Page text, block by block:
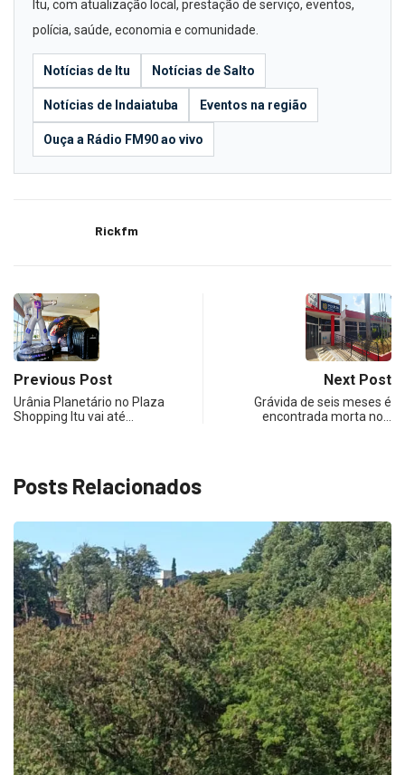
Itu, com atualização local, prestação de serviço, eventos,
polícia, saúde, economia e comunidade.
Notícias de Itu Notícias de Salto
Notícias de Indaiatuba Eventos na região
Ouça a Rádio FM90 ao vivo
Rickfm
Previous Post
Urânia Planetário no Plaza
Shopping Itu vai até…
Next Post
Grávida de seis meses é
encontrada morta no…
Posts Relacionados